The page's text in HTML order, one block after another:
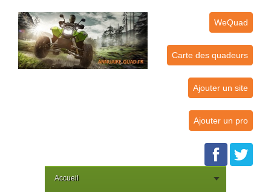
WeQuad
Carte des quadeurs
Ajouter un site
Ajouter un pro
Accueil